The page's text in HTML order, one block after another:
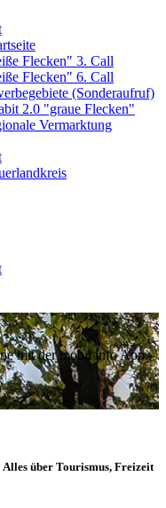
Flecken" 3. Call
Flecken" 6. Call
(Sonderaufruf)
2.0 "graue Flecken"
Vermarktung
mit der mobil info App -
Alles über Tourismus, Freizeit